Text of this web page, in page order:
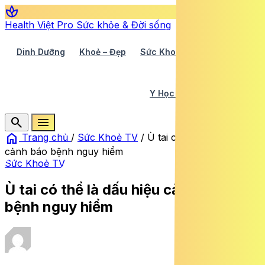
spa
Health Việt Pro Sức khỏe & Đời sống
Dinh Dưỡng Khoẻ – Đẹp Sức Khoẻ TV
Y Học Cổ Truyền
search
menu
home Trang chủ / Sức Khoẻ TV / Ù tai có thể là dấu hiệu
cảnh báo bệnh nguy hiểm
Sức Khoẻ TV
Ù tai có thể là dấu hiệu cảnh báo
bệnh nguy hiểm